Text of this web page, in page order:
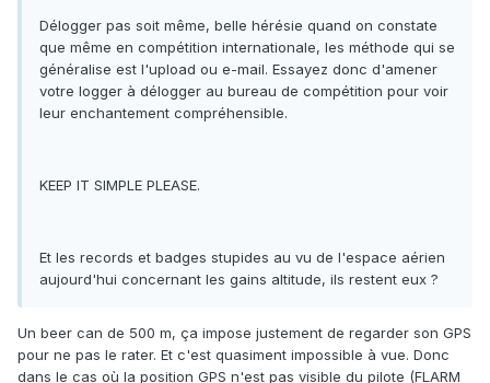
Délogger pas soit même, belle hérésie quand on constate
que même en compétition internationale, les méthode qui se
généralise est l'upload ou e-mail. Essayez donc d'amener
votre logger à délogger au bureau de compétition pour voir
leur enchantement compréhensible.
KEEP IT SIMPLE PLEASE.
Et les records et badges stupides au vu de l'espace aérien
aujourd'hui concernant les gains altitude, ils restent eux ?
Un beer can de 500 m, ça impose justement de regarder son GPS
pour ne pas le rater. Et c'est quasiment impossible à vue. Donc
dans le cas où la position GPS n'est pas visible du pilote (FLARM